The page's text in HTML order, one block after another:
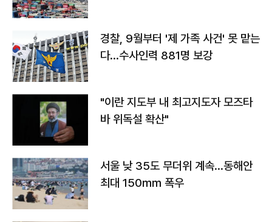
경찰, 9월부터 '제 가족 사건' 못 맡는
다…수사인력 881명 보강
"이란 지도부 내 최고지도자 모즈타
바 위독설 확산"
서울 낮 35도 무더위 계속…동해안
최대 150㎜ 폭우